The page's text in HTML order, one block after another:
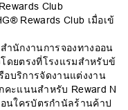
Club
Rewards Club เมื่อเข้
ำนักงานการจองทางออน
ดยตรงที่โรงแรมสำหรับข้
บริการจัดงานแต่งงาน
คะแนนสำหรับ Reward N
นใครบัตรกำนัลร้านค้าป